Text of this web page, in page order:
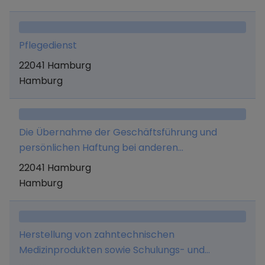
Alltag nach SGB Xl.
Pflegedienst
22041 Hamburg
Hamburg
Die Übernahme der Geschäftsführung und
persönlichen Haftung bei anderen
Gesellschaften, insbesondere der Hansa
Medicare GmbH & Co. KG, welche ambulante
insbesondere alle häuslichen Pflege- und
Versorgungsleistungen, wie Krankenpflege
22041 Hamburg
Hamburg
Herstellung von zahntechnischen
Medizinprodukten sowie Schulungs- und